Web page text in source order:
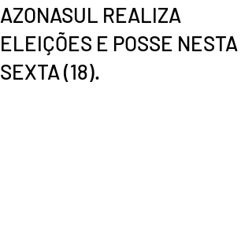
AZONASUL REALIZA
ELEIÇÕES E POSSE NESTA
SEXTA (18).